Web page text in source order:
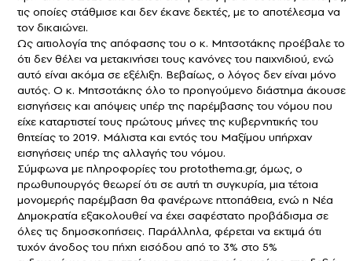
τις οποίες στάθμισε και δεν έκανε δεκτές, με το αποτέλεσμα να
τον δικαιώνει.
Ως αιτιολογία της απόφασης του ο κ. Μητσοτάκης προέβαλε το
ότι δεν θέλει να μετακινήσει τους κανόνες του παιχνιδιού, ενώ
αυτό είναι ακόμα σε εξέλιξη. Βεβαίως, ο λόγος δεν είναι μόνο
αυτός. Ο κ. Μητσοτάκης όλο το προηγούμενο διάστημα άκουσε
εισηγήσεις και απόψεις υπέρ της παρέμβασης του νόμου που
είχε καταρτιστεί τους πρώτους μήνες της κυβερνητικής του
θητείας το 2019. Μάλιστα και εντός του Μαξίμου υπήρχαν
εισηγήσεις υπέρ της αλλαγής του νόμου.
Σύμφωνα με πληροφορίες του protothema.gr, όμως, ο
πρωθυπουργός θεωρεί ότι σε αυτή τη συγκυρία, μια τέτοια
μονομερής παρέμβαση θα φανέρωνε ηττοπάθεια, ενώ η Νέα
Δημοκρατία εξακολουθεί να έχει σαφέστατο προβάδισμα σε
όλες τις δημοσκοπήσεις. Παράλληλα, φέρεται να εκτιμά ότι
τυχόν άνοδος του πήχη εισόδου από το 3% στο 5%